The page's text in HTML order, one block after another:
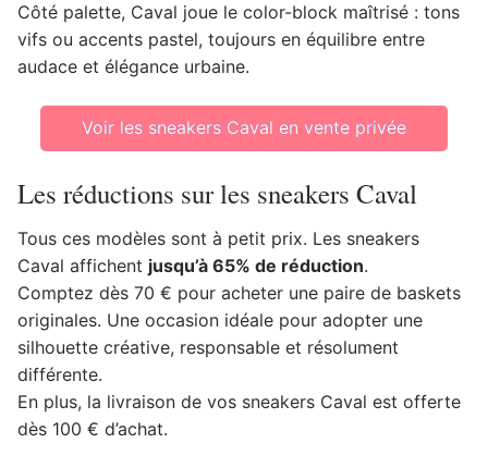
Côté palette, Caval joue le color-block maîtrisé : tons
vifs ou accents pastel, toujours en équilibre entre
audace et élégance urbaine.
Voir les sneakers Caval en vente privée
Les réductions sur les sneakers Caval
Tous ces modèles sont à petit prix. Les sneakers
Caval affichent jusqu’à 65% de réduction.
Comptez dès 70 € pour acheter une paire de baskets
originales. Une occasion idéale pour adopter une
silhouette créative, responsable et résolument
différente.
En plus, la livraison de vos sneakers Caval est offerte
dès 100 € d’achat.